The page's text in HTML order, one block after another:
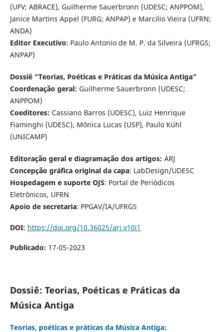
(UFV; ABRACE), Guilherme Sauerbronn (UDESC; ANPPOM),
Janice Martins Appel (FURG; ANPAP) e Marcilio Vieira (UFRN;
ANDA)
Editor Executivo: Paulo Antonio de M. P. da Silveira (UFRGS;
ANPAP)
Dossiê “Teorias, Poéticas e Práticas da Música Antiga”
Coordenação geral: Guilherme Sauerbronn (UDESC;
ANPPOM)
Coeditores: Cassiano Barros (UDESC), Luiz Henrique
Fiaminghi (UDESC), Mônica Lucas (USP), Paulo Kühl
(UNICAMP)
Editoração geral e diagramação dos artigos: ARJ
Concepção gráfica original da capa: LabDesign/UDESC
Hospedagem e suporte OJS: Portal de Periódicos
Eletrônicos, UFRN
Apoio de secretaria: PPGAV/IA/UFRGS
DOI: https://doi.org/10.36025/arj.v10i1
Publicado: 17-05-2023
Dossiê: Teorias, Poéticas e Práticas da
Música Antiga
Teorias, poéticas e práticas da Música Antiga: